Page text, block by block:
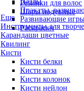
Резинки для волос
Шары надувные
Плакаты,
Развивающие
Раскраски
Еще
Инструменты для
Карандаши цветные
Квилинг
Кисти
Кисти белки
Кисти коза
Кисти колонок
Кисти нейлон